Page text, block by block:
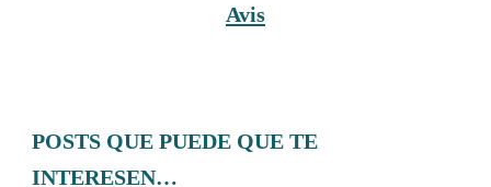
Avis
POSTS QUE PUEDE QUE TE
INTERESEN…